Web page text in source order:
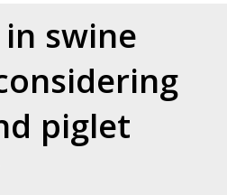
swine
piglet